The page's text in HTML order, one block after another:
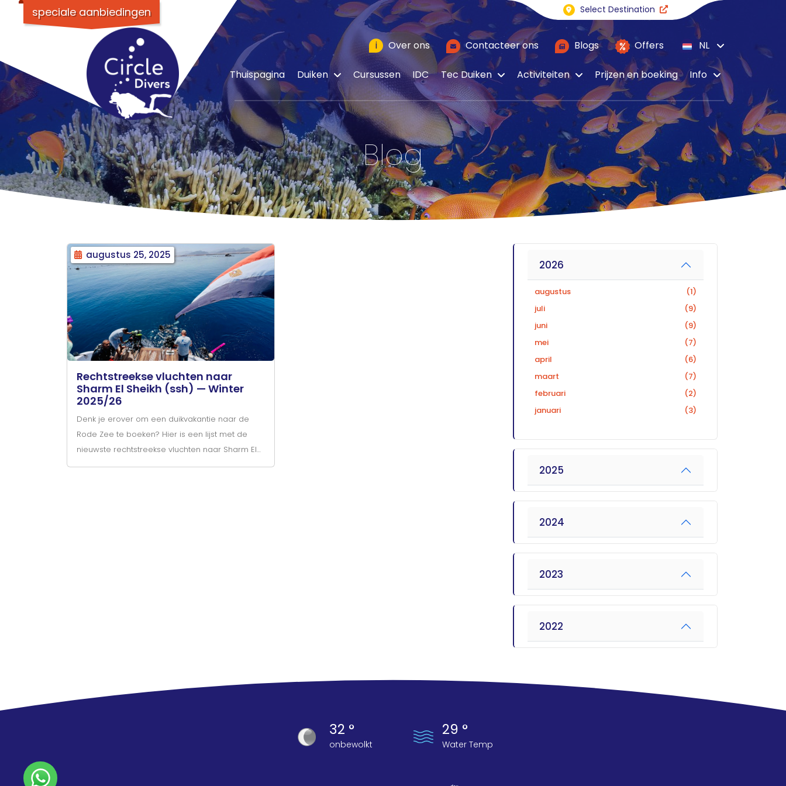
Select Destination
i Over ons Contacteer ons Blogs Offers NL
Thuispagina Duiken Cursussen IDC Tec Duiken Activiteiten Prijzen en boeking Info
Blog
augustus 25, 2025
Rechtstreekse vluchten naar
Sharm El Sheikh (ssh) — Winter
2025/26
Denk je erover om een duikvakantie naar de
Rode Zee te boeken? Hier is een lijst met de
nieuwste rechtstreekse vluchten naar Sharm El
Sheikh (SSH) voor het winterseizoen 2025/26.
2026
augustus
(1)
juli
(9)
juni
(9)
mei
(7)
april
(6)
maart
(7)
februari
(2)
januari
(3)
2025
2024
2023
2022
32 °
onbewolkt
29 °
Water Temp
speciale aanbiedingen